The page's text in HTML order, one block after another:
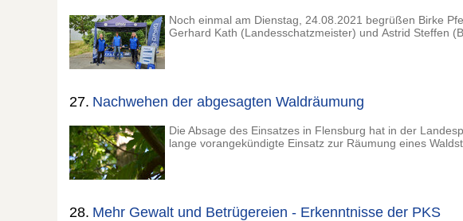
Noch einmal am Dienstag, 24.08.2021 begrüßen Birke
Gerhard Kath (Landesschatzmeister) und Astrid Steffen
27. Nachwehen der abgesagten Waldräumung
Die Absage des Einsatzes in Flensburg hat in der
lange vorangekündigte Einsatz zur Räumung eines
28. Mehr Gewalt und Betrügereien - Erkenntnisse der PKS